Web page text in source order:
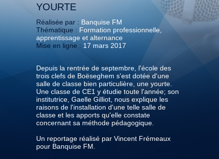
YOURTE
Réalisée par : Banquise FM
Thématique : Formation professionnelle,
apprentissage et alternance
Mise en ligne : 17 mars 2017
Depuis la rentrée de septembre, l'école des
trois clefs de Boëseghem s'est dotée d'une
salle de classe bien particulière, une yourte.
Une classe de CE1 y étudie toute l'année; son
institutrice, Gaelle Gilliot, nous explique les
raisons de l'installation d'une telle salle de
classe et les apports qu'elle constate
concernant sa méthode pédagogique.
Un reportage réalisé par Vincent Frémeaux
pour Banquise FM.